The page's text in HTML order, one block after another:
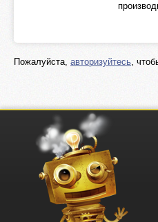
Пожалуйста, авторизуйтесь,